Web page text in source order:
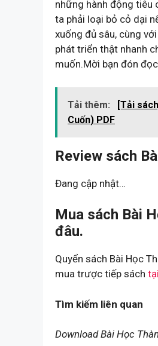
những hành động
ta phải loại bỏ cỏ dại
xuống đủ sâu, cùng
phát triển thật nhanh
muốn.Mời bạn đón
Tải thêm:
[Tải
Cuốn) PDF
Review sách
Đang cập nhật…
Mua sách Bài
đâu.
Quyển sách Bài Học
mua trược tiếp sách
Tìm kiếm liên quan
Download Bài Học